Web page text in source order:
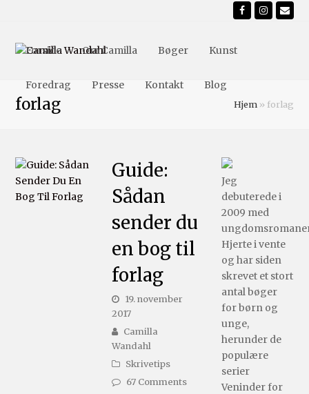
Facebook
Forside Om Camilla Bøger Kunst
Foredrag Presse Kontakt Blog
forlag Hjem» forlag
Guide:
Sådan
sender du
en bog til
forlag
19. november
2017
Camilla
Wandahl
Skrivetips
67 Comments
Jeg
debuterede i
2009 med
Hjerte i vente
og har siden
skrevet et stort
antal bøger
for børn og
unge,
herunder de
populære
serier
Veninder for